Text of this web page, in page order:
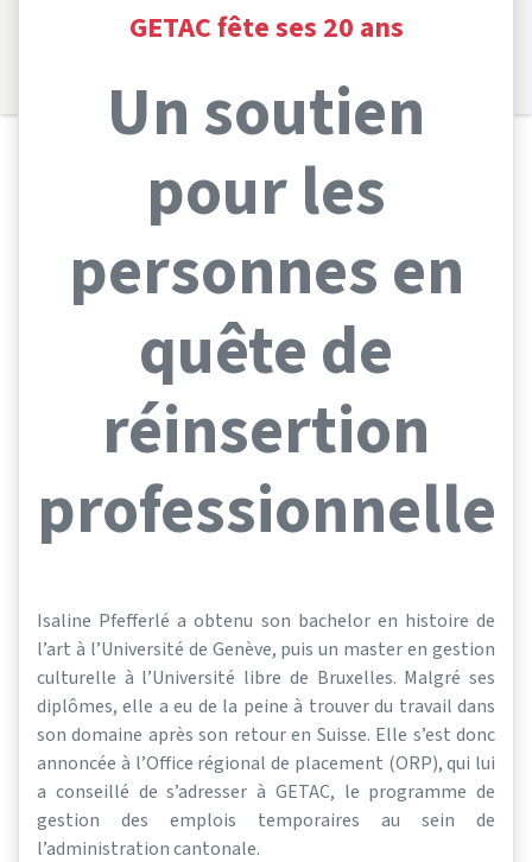
Saut au contenu principalGETAC fête ses 20 ans
Un soutien
pour les
personnes en
quête de
réinsertion
professionnelle
Isaline Pfefferlé a obtenu son bachelor en histoire de
l’art à l’Université de Genève, puis un master en gestion
culturelle à l’Université libre de Bruxelles. Malgré ses
diplômes, elle a eu de la peine à trouver du travail dans
son domaine après son retour en Suisse. Elle s’est donc
annoncée à l’Office régional de placement (ORP), qui lui
a conseillé de s’adresser à GETAC, le programme de
gestion des emplois temporaires au sein de
l’administration cantonale.